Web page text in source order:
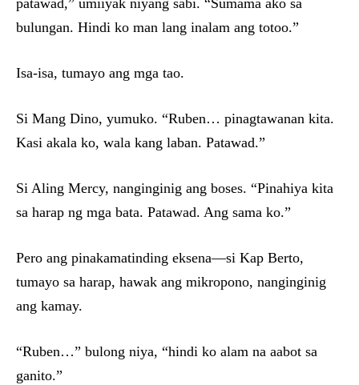
patawad,” umiiyak niyang sabi. “Sumama ako sa
bulungan. Hindi ko man lang inalam ang totoo.”
Isa-isa, tumayo ang mga tao.
Si Mang Dino, yumuko. “Ruben… pinagtawanan kita.
Kasi akala ko, wala kang laban. Patawad.”
Si Aling Mercy, nanginginig ang boses. “Pinahiya kita
sa harap ng mga bata. Patawad. Ang sama ko.”
Pero ang pinakamatinding eksena—si Kap Berto,
tumayo sa harap, hawak ang mikropono, nanginginig
ang kamay.
“Ruben…” bulong niya, “hindi ko alam na aabot sa
ganito.”